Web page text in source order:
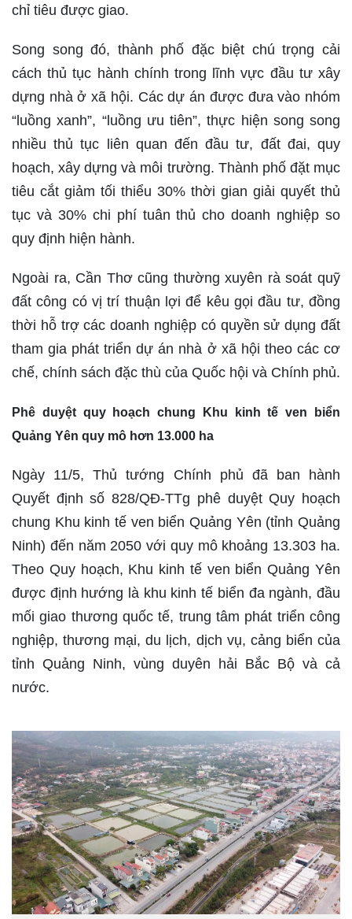
chỉ tiêu được giao.
Song song đó, thành phố đặc biệt chú trọng cải
cách thủ tục hành chính trong lĩnh vực đầu tư xây
dựng nhà ở xã hội. Các dự án được đưa vào nhóm
“luồng xanh”, “luồng ưu tiên”, thực hiện song song
nhiều thủ tục liên quan đến đầu tư, đất đai, quy
hoạch, xây dựng và môi trường. Thành phố đặt mục
tiêu cắt giảm tối thiểu 30% thời gian giải quyết thủ
tục và 30% chi phí tuân thủ cho doanh nghiệp so
quy định hiện hành.
Ngoài ra, Cần Thơ cũng thường xuyên rà soát quỹ
đất công có vị trí thuận lợi để kêu gọi đầu tư, đồng
thời hỗ trợ các doanh nghiệp có quyền sử dụng đất
tham gia phát triển dự án nhà ở xã hội theo các cơ
chế, chính sách đặc thù của Quốc hội và Chính phủ.
Phê duyệt quy hoạch chung Khu kinh tế ven biển
Quảng Yên quy mô hơn 13.000 ha
Ngày 11/5, Thủ tướng Chính phủ đã ban hành
Quyết định số 828/QĐ-TTg phê duyệt Quy hoạch
chung Khu kinh tế ven biển Quảng Yên (tỉnh Quảng
Ninh) đến năm 2050 với quy mô khoảng 13.303 ha.
Theo Quy hoạch, Khu kinh tế ven biển Quảng Yên
được định hướng là khu kinh tế biển đa ngành, đầu
mối giao thương quốc tế, trung tâm phát triển công
nghiệp, thương mại, du lịch, dịch vụ, cảng biển của
tỉnh Quảng Ninh, vùng duyên hải Bắc Bộ và cả
nước.